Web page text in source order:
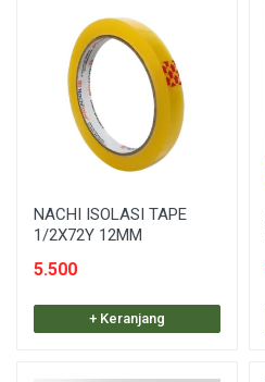
NACHI ISOLASI TAPE
1/2X72Y 12MM
5.500
+ Keranjang